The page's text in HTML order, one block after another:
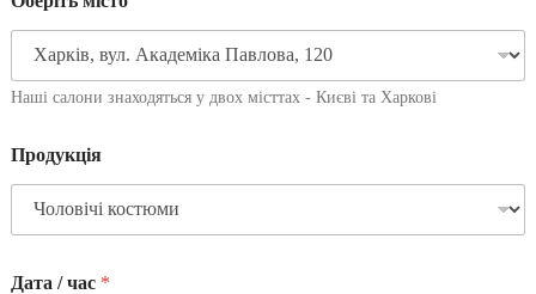
Наші салони знаходяться у двох місттах - Києві та Харкові
Продукція
Дата / час *